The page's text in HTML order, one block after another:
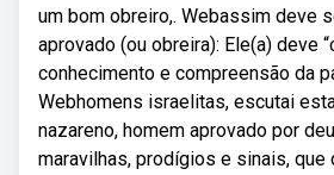
um bom obreiro,. Webassim deve
aprovado (ou obreira): Ele(a) deve
conhecimento e compreensão da
Webhomens israelitas, escutai
nazareno, homem aprovado por
maravilhas, prodígios e sinais,